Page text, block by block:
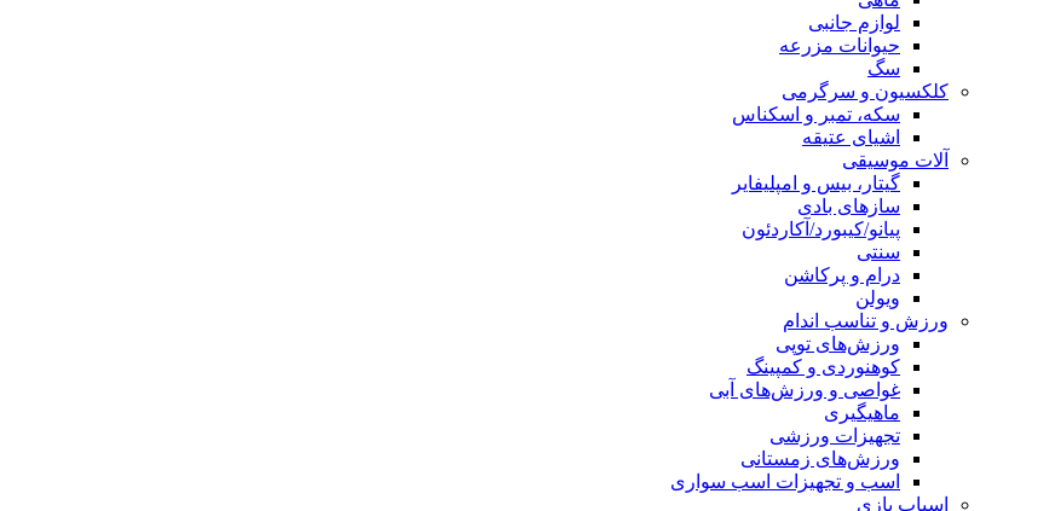
لوازم جانبی
حیوانات مزرعه
سگ
کلکسیون و سرگرمی
سکه، تمبر و اسکناس
اشیای عتیقه
آلات موسیقی
گیتار، بیس و امپلیفایر
سازهای بادی
پیانو/کیبورد/آکاردئون
سنتی
درام و پرکاشن
ویولن
ورزش و تناسب اندام
ورزش‌های توپی
کوهنوردی و کمپینگ
غواصی و ورزش‌های آبی
ماهیگیری
تجهیزات ورزشی
ورزش‌های زمستانی
اسب و تجهیزات اسب سواری
اسباب‌ بازی